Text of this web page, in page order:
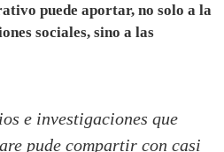
puede aportar, no solo a la
sociales, sino a las
e investigaciones que
pude compartir con casi